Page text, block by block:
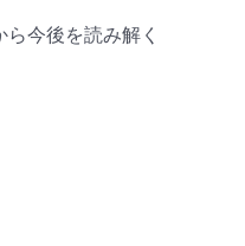
今後を読み解く